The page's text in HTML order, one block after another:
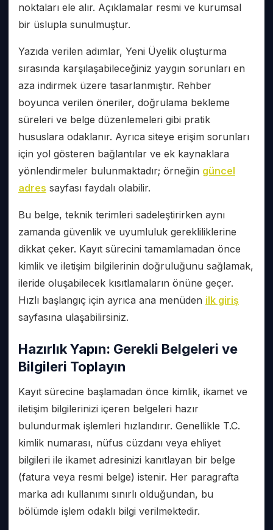
noktaları ele alır. Açıklamalar resmi ve kurumsal
bir üslupla sunulmuştur.
Yazıda verilen adımlar, Yeni Üyelik oluşturma
sırasında karşılaşabileceğiniz yaygın sorunları en
aza indirmek üzere tasarlanmıştır. Rehber
boyunca verilen öneriler, doğrulama bekleme
süreleri ve belge düzenlemeleri gibi pratik
hususlara odaklanır. Ayrıca siteye erişim sorunları
için yol gösteren bağlantılar ve ek kaynaklara
yönlendirmeler bulunmaktadır; örneğin güncel
adres sayfası faydalı olabilir.
Bu belge, teknik terimleri sadeleştirirken aynı
zamanda güvenlik ve uyumluluk gerekliliklerine
dikkat çeker. Kayıt sürecini tamamlamadan önce
kimlik ve iletişim bilgilerinin doğruluğunu sağlamak,
ileride oluşabilecek kısıtlamaların önüne geçer.
Hızlı başlangıç için ayrıca ana menüden ilk giriş
sayfasına ulaşabilirsiniz.
Hazırlık Yapın: Gerekli Belgeleri ve
Bilgileri Toplayın
Kayıt sürecine başlamadan önce kimlik, ikamet ve
iletişim bilgilerinizi içeren belgeleri hazır
bulundurmak işlemleri hızlandırır. Genellikle T.C.
kimlik numarası, nüfus cüzdanı veya ehliyet
bilgileri ile ikamet adresinizi kanıtlayan bir belge
(fatura veya resmi belge) istenir. Her paragrafta
marka adı kullanımı sınırlı olduğundan, bu
bölümde işlem odaklı bilgi verilmektedir.